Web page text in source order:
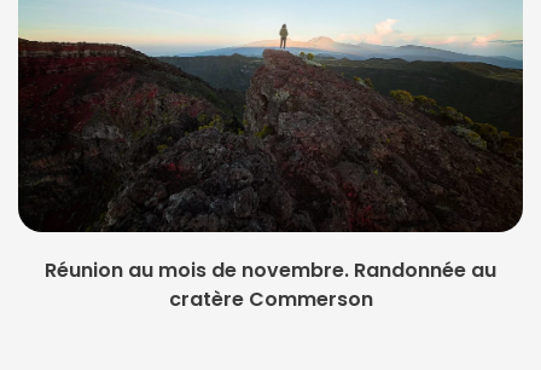
Réunion au mois de novembre. Randonnée au
cratère Commerson